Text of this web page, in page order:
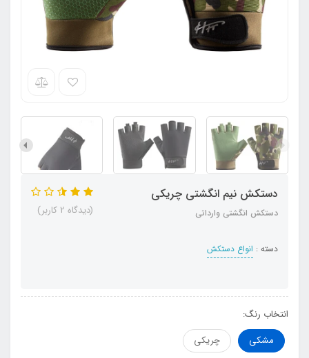
دستکش نیم انگشتی چریکی
دستکش انگشتی وارداتی
دسته : انواع دستکش
(دیدگاه 2 کاربر)
انتخاب رنگ:
مشکی
چریکی